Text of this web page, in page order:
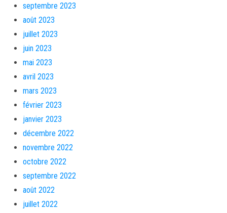
septembre 2023
août 2023
juillet 2023
juin 2023
mai 2023
avril 2023
mars 2023
février 2023
janvier 2023
décembre 2022
novembre 2022
octobre 2022
septembre 2022
août 2022
juillet 2022